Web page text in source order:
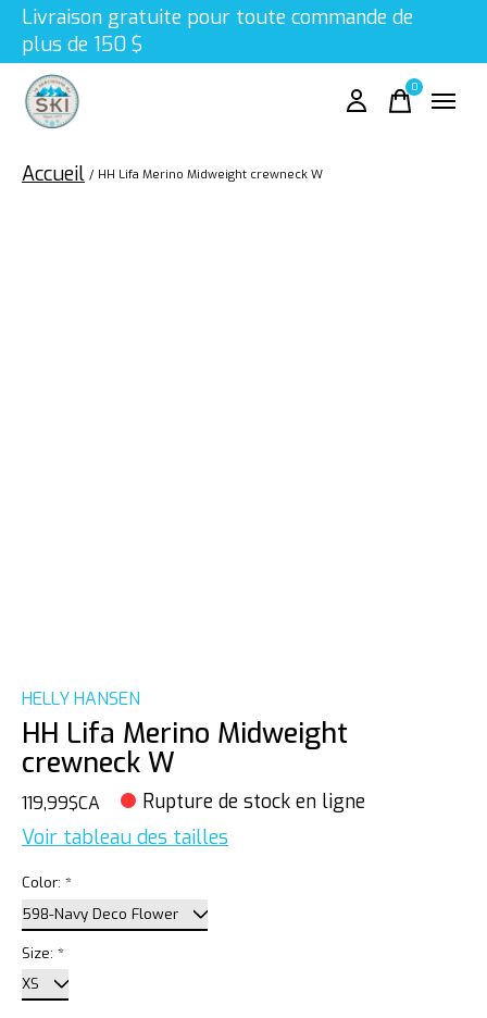
Livraison gratuite pour toute commande de
plus de 150 $
0items
Accueil / HH Lifa Merino Midweight crewneck W
HELLY HANSEN
HH Lifa Merino Midweight
crewneck W
119,99$CA Rupture de stock en ligne
Voir tableau des tailles
Color: *
Size: *